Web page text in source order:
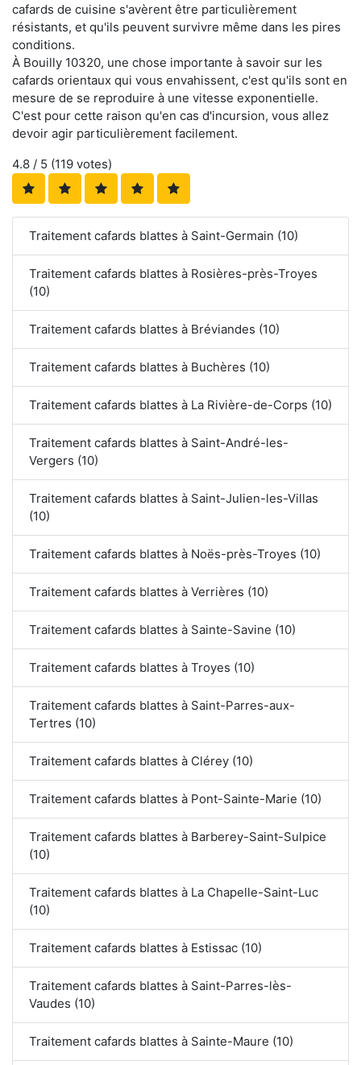
cafards de cuisine s'avèrent être particulièrement
résistants, et qu'ils peuvent survivre même dans les pires
conditions.
À Bouilly 10320, une chose importante à savoir sur les
cafards orientaux qui vous envahissent, c'est qu'ils sont en
mesure de se reproduire à une vitesse exponentielle.
C'est pour cette raison qu'en cas d'incursion, vous allez
devoir agir particulièrement facilement.
4.8 / 5 (119 votes)
Traitement cafards blattes à Saint-Germain (10)
Traitement cafards blattes à Rosières-près-Troyes
(10)
Traitement cafards blattes à Bréviandes (10)
Traitement cafards blattes à Buchères (10)
Traitement cafards blattes à La Rivière-de-Corps (10)
Traitement cafards blattes à Saint-André-les-
Vergers (10)
Traitement cafards blattes à Saint-Julien-les-Villas
(10)
Traitement cafards blattes à Noës-près-Troyes (10)
Traitement cafards blattes à Verrières (10)
Traitement cafards blattes à Sainte-Savine (10)
Traitement cafards blattes à Troyes (10)
Traitement cafards blattes à Saint-Parres-aux-
Tertres (10)
Traitement cafards blattes à Clérey (10)
Traitement cafards blattes à Pont-Sainte-Marie (10)
Traitement cafards blattes à Barberey-Saint-Sulpice
(10)
Traitement cafards blattes à La Chapelle-Saint-Luc
(10)
Traitement cafards blattes à Estissac (10)
Traitement cafards blattes à Saint-Parres-lès-
Vaudes (10)
Traitement cafards blattes à Sainte-Maure (10)